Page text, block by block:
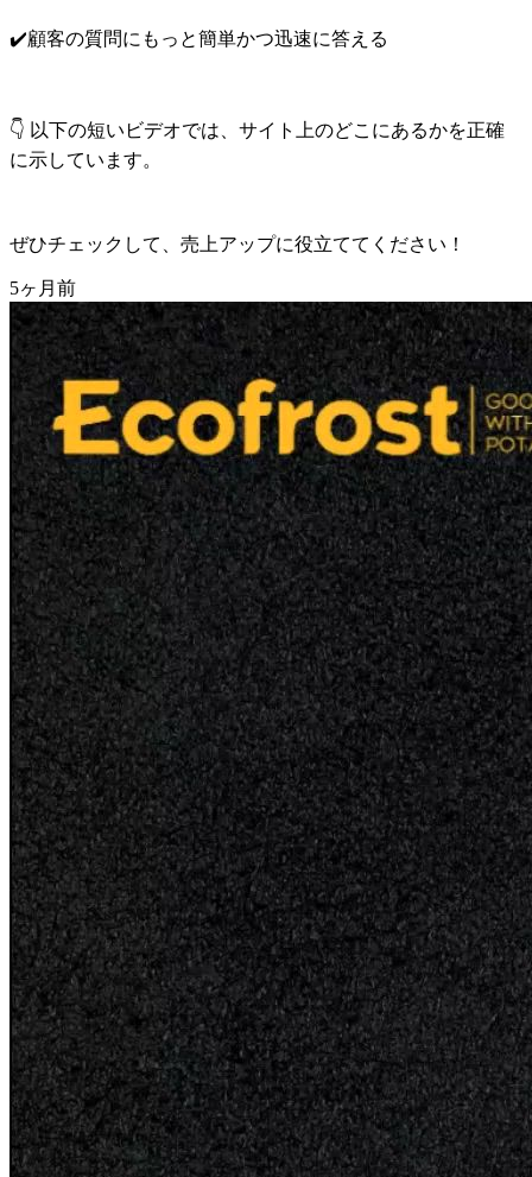
✔️顧客の質問にもっと簡単かつ迅速に答える
👇 以下の短いビデオでは、サイト上のどこにあるかを正確
に示しています。
ぜひチェックして、売上アップに役立ててください！
5ヶ月前